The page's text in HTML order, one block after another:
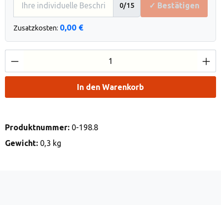
0/15 ✓ Bestätigen
Zusatzkosten: 0,00 €
Produkt Anzahl: Gib den gewünschten
In den Warenkorb
Produktnummer: 0-198.8
Gewicht: 0,3 kg